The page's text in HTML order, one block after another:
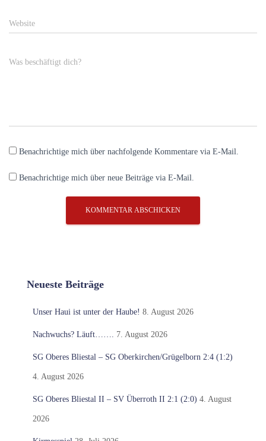
Website
Was beschäftigt dich?
Benachrichtige mich über nachfolgende Kommentare via E-Mail.
Benachrichtige mich über neue Beiträge via E-Mail.
Neueste Beiträge
Unser Haui ist unter der Haube! 8. August 2026
Nachwuchs? Läuft……. 7. August 2026
SG Oberes Bliestal – SG Oberkirchen/Grügelborn 2:4 (1:2)
4. August 2026
SG Oberes Bliestal II – SV Überroth II 2:1 (2:0) 4. August
2026